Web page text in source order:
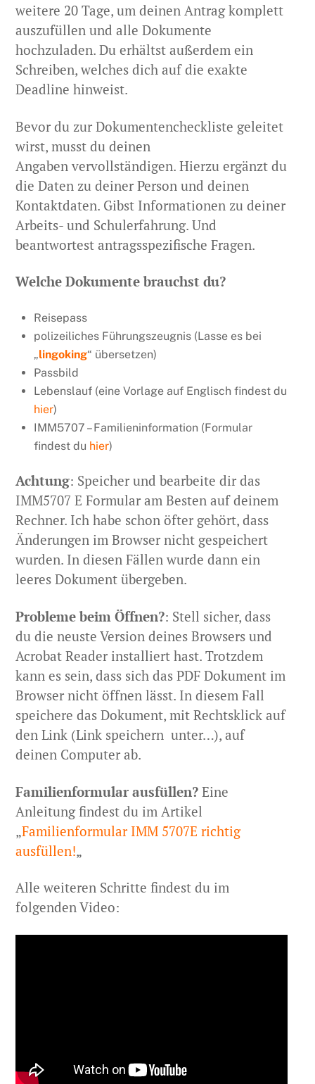
weitere 20 Tage, um deinen Antrag komplett
auszufüllen und alle Dokumente
hochzuladen. Du erhältst außerdem ein
Schreiben, welches dich auf die exakte
Deadline hinweist.
Bevor du zur Dokumentencheckliste geleitet
wirst, musst du deinen
Angaben vervollständigen. Hierzu ergänzt du
die Daten zu deiner Person und deinen
Kontaktdaten. Gibst Informationen zu deiner
Arbeits- und Schulerfahrung. Und
beantwortest antragsspezifische Fragen.
Welche Dokumente brauchst du?
Reisepass
polizeiliches Führungszeugnis (Lasse es bei
„lingoking“ übersetzen)
Passbild
Lebenslauf (eine Vorlage auf Englisch findest du
hier)
IMM5707 – Familieninformation (Formular
findest du hier)
Achtung: Speicher und bearbeite dir das
IMM5707 E Formular am Besten auf deinem
Rechner. Ich habe schon öfter gehört, dass
Änderungen im Browser nicht gespeichert
wurden. In diesen Fällen wurde dann ein
leeres Dokument übergeben.
Probleme beim Öffnen?: Stell sicher, dass
du die neuste Version deines Browsers und
Acrobat Reader installiert hast. Trotzdem
kann es sein, dass sich das PDF Dokument im
Browser nicht öffnen lässt. In diesem Fall
speichere das Dokument, mit Rechtsklick auf
den Link (Link speichern unter…), auf
deinen Computer ab.
Familienformular ausfüllen? Eine
Anleitung findest du im Artikel
„Familienformular IMM 5707E richtig
ausfüllen!„
Alle weiteren Schritte findest du im
folgenden Video: